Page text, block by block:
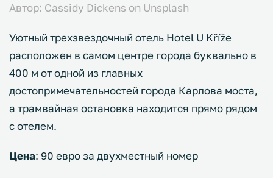
Автор: Cassidy Dickens on Unsplash
Уютный трехзвездочный отель Hotel U Kříže
расположен в самом центре города буквально в
400 м от одной из главных
достопримечательностей города Карлова моста,
а трамвайная остановка находится прямо рядом
с отелем.
Цена: 90 евро за двухместный номер